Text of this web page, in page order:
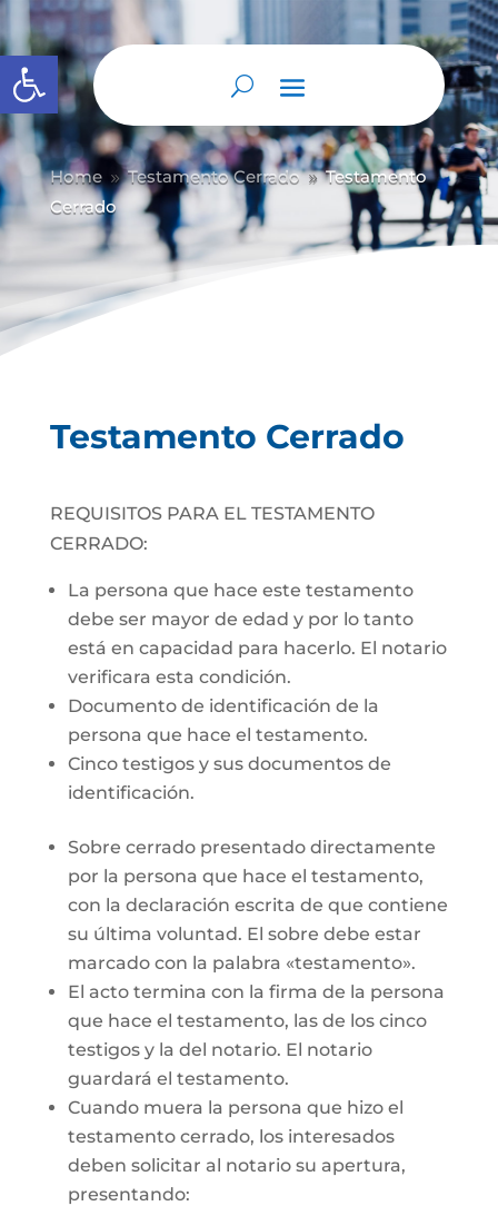
Abrir barra de herramientas
Home 9 Testamento Cerrado 9 Testamento
Cerrado
Testamento Cerrado
REQUISITOS PARA EL TESTAMENTO
CERRADO:
La persona que hace este testamento
debe ser mayor de edad y por lo tanto
está en capacidad para hacerlo. El notario
verificara esta condición.
Documento de identificación de la
persona que hace el testamento.
Cinco testigos y sus documentos de
identificación.
Sobre cerrado presentado directamente
por la persona que hace el testamento,
con la declaración escrita de que contiene
su última voluntad. El sobre debe estar
marcado con la palabra «testamento».
El acto termina con la firma de la persona
que hace el testamento, las de los cinco
testigos y la del notario. El notario
guardará el testamento.
Cuando muera la persona que hizo el
testamento cerrado, los interesados
deben solicitar al notario su apertura,
presentando: